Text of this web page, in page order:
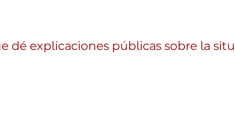
dé explicaciones públicas sobre la